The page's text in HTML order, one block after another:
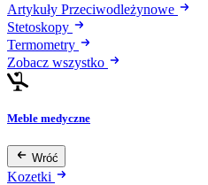
Artykuły Przeciwodleżynowe
Stetoskopy
Termometry
Zobacz wszystko
Meble medyczne
Wróć
Kozetki